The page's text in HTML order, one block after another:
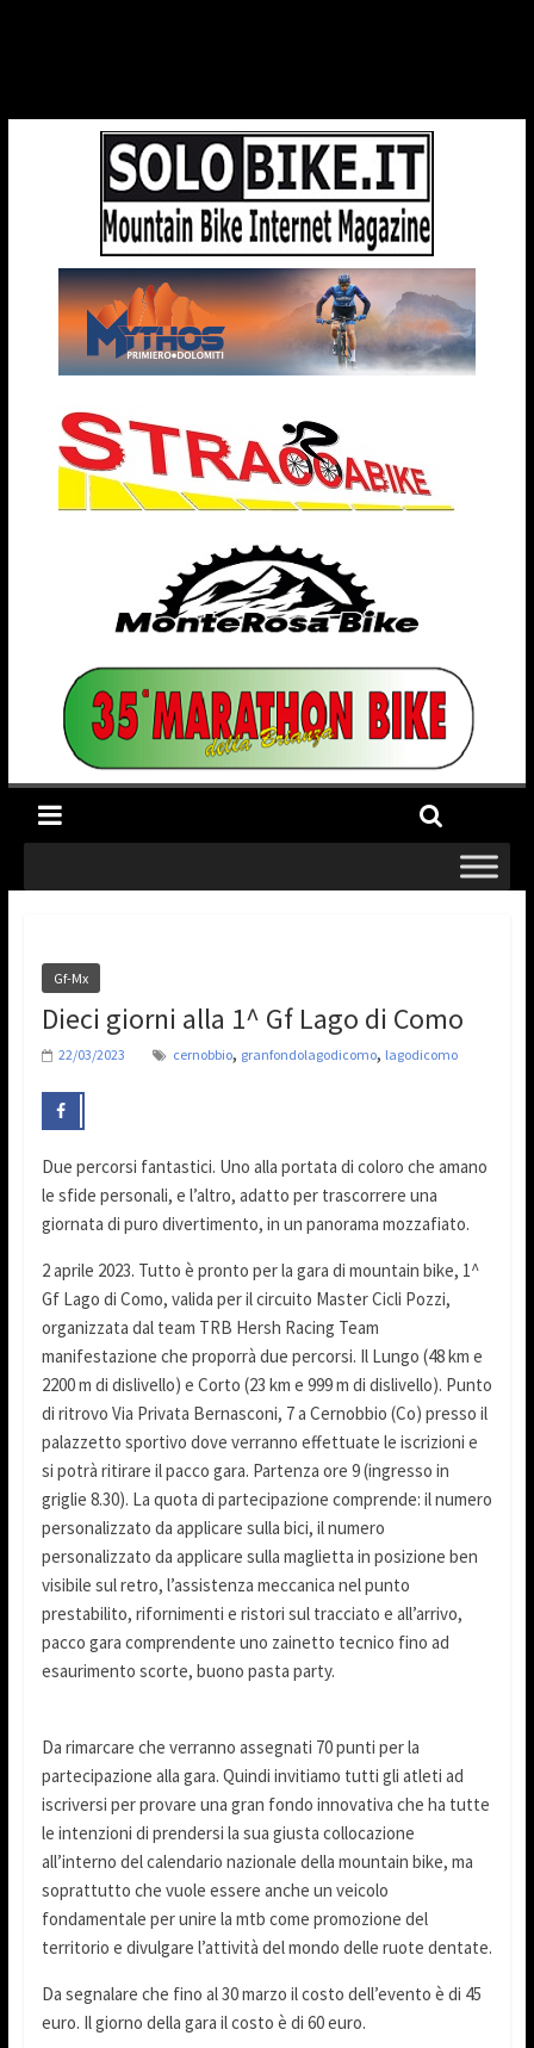
Gf-Mx
Dieci giorni alla 1^ Gf Lago di Como
22/03/2023 cernobbio, granfondolagodicomo, lagodicomo
Due percorsi fantastici. Uno alla portata di coloro che amano
le sfide personali, e l’altro, adatto per trascorrere una
giornata di puro divertimento, in un panorama mozzafiato.
2 aprile 2023. Tutto è pronto per la gara di mountain bike, 1^
Gf Lago di Como, valida per il circuito Master Cicli Pozzi,
organizzata dal team TRB Hersh Racing Team
manifestazione che proporrà due percorsi. Il Lungo (48 km e
2200 m di dislivello) e Corto (23 km e 999 m di dislivello). Punto
di ritrovo Via Privata Bernasconi, 7 a Cernobbio (Co) presso il
palazzetto sportivo dove verranno effettuate le iscrizioni e
si potrà ritirare il pacco gara. Partenza ore 9 (ingresso in
griglie 8.30). La quota di partecipazione comprende: il numero
personalizzato da applicare sulla bici, il numero
personalizzato da applicare sulla maglietta in posizione ben
visibile sul retro, l’assistenza meccanica nel punto
prestabilito, rifornimenti e ristori sul tracciato e all’arrivo,
pacco gara comprendente uno zainetto tecnico fino ad
esaurimento scorte, buono pasta party.
Da rimarcare che verranno assegnati 70 punti per la
partecipazione alla gara. Quindi invitiamo tutti gli atleti ad
iscriversi per provare una gran fondo innovativa che ha tutte
le intenzioni di prendersi la sua giusta collocazione
all’interno del calendario nazionale della mountain bike, ma
soprattutto che vuole essere anche un veicolo
fondamentale per unire la mtb come promozione del
territorio e divulgare l’attività del mondo delle ruote dentate.
Da segnalare che fino al 30 marzo il costo dell’evento è di 45
euro. Il giorno della gara il costo è di 60 euro.